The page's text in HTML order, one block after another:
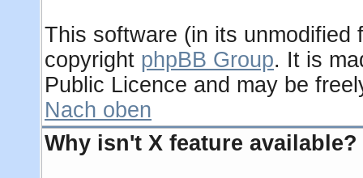
This software (in its unmodified
copyright phpBB Group. It is
Public Licence and may be
Nach oben
Why isn't X feature available?